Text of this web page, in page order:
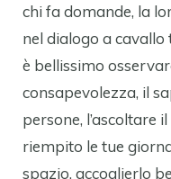
chi fa domande, la
nel dialogo a cavallo
è bellissimo
consapevolezza, il
persone, l’ascoltare
riempito le tue
spazio, accoglierlo